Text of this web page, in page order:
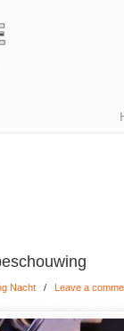
Nacht / Leave a